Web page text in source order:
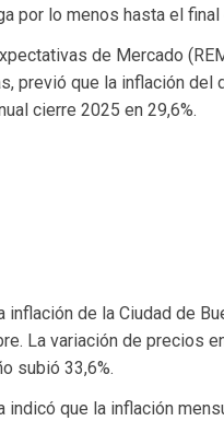
por lo menos hasta el final
de Mercado
previó que la inflación del
cierre 2025 en 29,6%.
inflación de la Ciudad de
La variación de precios
subió 33,6%.
indicó que la inflación